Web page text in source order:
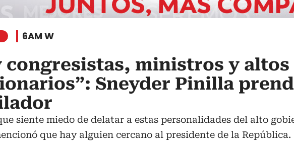
6AM W
congresistas, ministros y altos
Sneyder Pinilla
siente miedo de delatar a estas personalidades del alto
que hay alguien cercano al presidente de la República.